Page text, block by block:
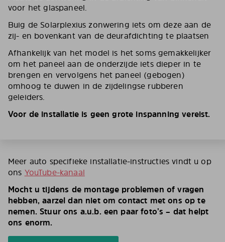
voor het glaspaneel.
Buig de Solarplexius zonwering iets om deze aan de
zij- en bovenkant van de deurafdichting te plaatsen
Afhankelijk van het model is het soms gemakkelijker
om het paneel aan de onderzijde iets dieper in te
brengen en vervolgens het paneel (gebogen)
omhoog te duwen in de zijdelingse rubberen
geleiders.
Voor de installatie is geen grote inspanning vereist.
Meer auto specifieke installatie-instructies vindt u op
ons YouTube-kanaal
Mocht u tijdens de montage problemen of vragen
hebben, aarzel dan niet om contact met ons op te
nemen. Stuur ons a.u.b. een paar foto’s – dat helpt
ons enorm.